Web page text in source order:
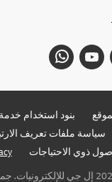
بنود استخدام خدمة LGE
سياسة ملفات تعريف
ذوي الاحتياجات